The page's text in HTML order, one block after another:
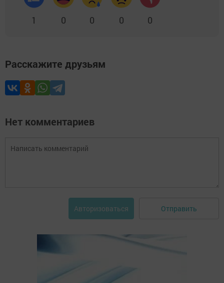
1 0 0 0 0
Расскажите друзьям
Нет комментариев
Авторизоваться Отправить